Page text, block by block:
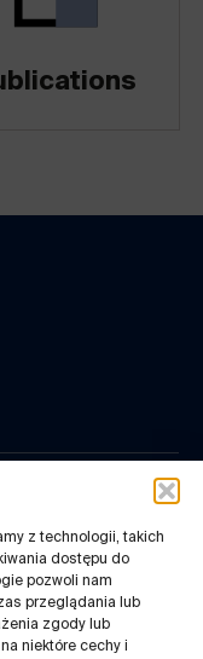
z technologii, takich
dostępu do
pozwoli nam
przeglądania lub
zgody lub
niektóre cechy i